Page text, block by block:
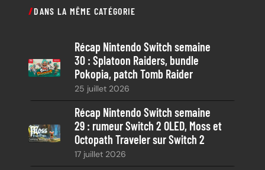
h
c
h
DANS LA MÊME CATÉGORIE
Récap Nintendo Switch semaine
30 : Splatoon Raiders, bundle
Pokopia, patch Tomb Raider
25 juillet 2026
Récap Nintendo Switch semaine
29 : rumeur Switch 2 OLED, Moss et
Octopath Traveler sur Switch 2
17 juillet 2026